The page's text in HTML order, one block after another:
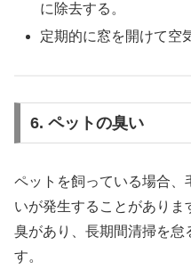
に除去する。
定期的に窓を開けて空
6. ペットの臭い
ペットを飼っている場合
いが発生することがあり
臭があり、長期間清掃を怠
す。